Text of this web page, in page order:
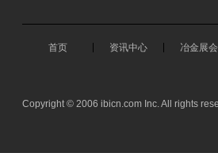
首页 资讯中心 冶金展会
Copyright © 2006 ibicn.com Inc. All rights